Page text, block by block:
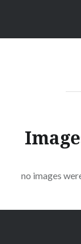
Inhalt
no images